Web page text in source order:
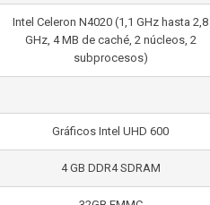
Intel Celeron N4020 (1,1 GHz hasta 2,8
GHz, 4 MB de caché, 2 núcleos, 2
subprocesos)
Gráficos Intel UHD 600
4 GB DDR4 SDRAM